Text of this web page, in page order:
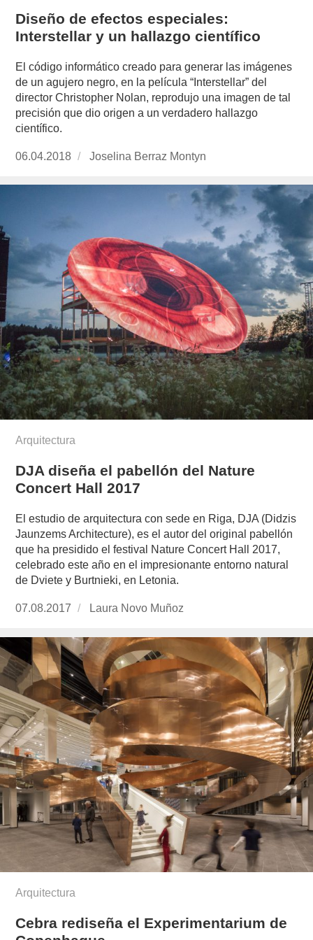
Diseño de efectos especiales:
Interstellar y un hallazgo científico
El código informático creado para generar las imágenes
de un agujero negro, en la película “Interstellar” del
director Christopher Nolan, reprodujo una imagen de tal
precisión que dio origen a un verdadero hallazgo
científico.
Publicado
06.04.2018
https://www.experimenta.es/author/joselina-
Joselina Berraz Montyn
Arquitectura
DJA diseña el pabellón del Nature
Concert Hall 2017
El estudio de arquitectura con sede en Riga, DJA (Didzis
Jaunzems Architecture), es el autor del original pabellón
que ha presidido el festival Nature Concert Hall 2017,
celebrado este año en el impresionante entorno natural
de Dviete y Burtnieki, en Letonia.
Publicado
07.08.2017
https://www.experimenta.es/author/laura-
munoz/
Laura Novo Muñoz
Arquitectura
Cebra rediseña el Experimentarium de